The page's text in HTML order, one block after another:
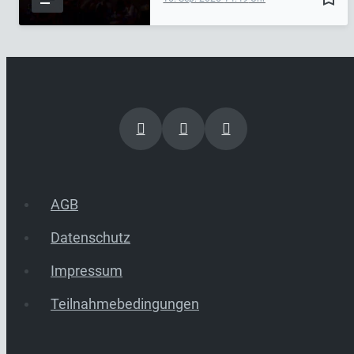
AGB
Datenschutz
Impressum
Teilnahmebedingungen